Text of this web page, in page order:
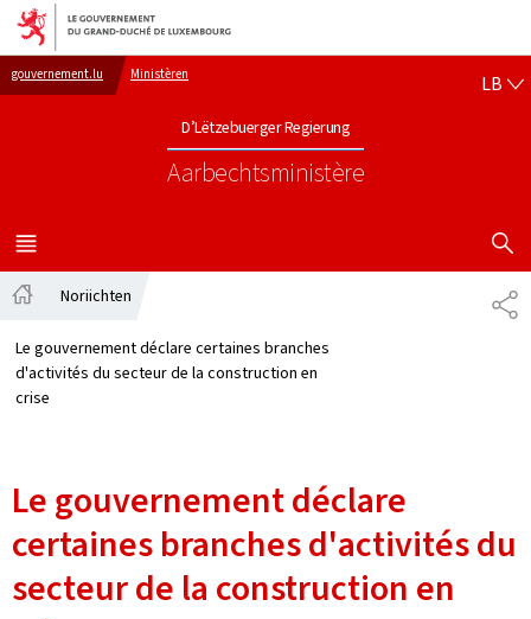
Bei den Haaptmenü goen
Bei den Inhalt goen
gouvernement.lu Ministèren
D’Lëtzebuerger Regierung
Aarbechtsministère
LB
MENÜ
HAAPT-
SHOW
Noriichten
Le gouvernement déclare certaines branches
d'activités du secteur de la construction en
crise
Le gouvernement déclare
certaines branches d'activités du
secteur de la construction en